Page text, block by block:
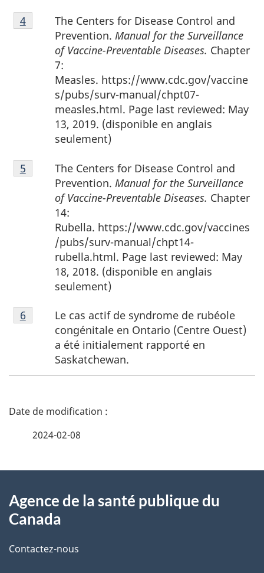
3Note
de
The Centers for Disease Control and
Prevention. Manual for the Surveillance
of Vaccine-Preventable Diseases. Chapter
7:
Measles. https://www.cdc.gov/vaccine
s/pubs/surv-manual/chpt07-
measles.html. Page last reviewed: May
13, 2019. (disponible en anglais
seulement)
Retour à la référence de la note de bas de page
4
Note
de
The Centers for Disease Control and
Prevention. Manual for the Surveillance
of Vaccine-Preventable Diseases. Chapter
14:
Rubella. https://www.cdc.gov/vaccines
/pubs/surv-manual/chpt14-
rubella.html. Page last reviewed: May
18, 2018. (disponible en anglais
seulement)
Retour à la référence de la note de bas de page
5
Note
de
Le cas actif de syndrome de rubéole
congénitale en Ontario (Centre Ouest)
a été initialement rapporté en
Saskatchewan.
Retour à la référence de la note de bas de page
6
D
i
s
2024-02-08
propos
ce
Agence de la santé publique du
Canada
Contactez-nous